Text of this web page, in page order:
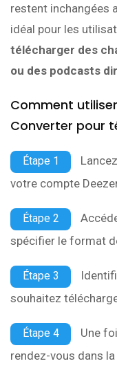
restent inchangées
idéal pour les
télécharger des
ou des podcasts
Comment
Converter pour
Étape 1
votre compte
Étape 2
spécifier le format
Étape 3
souhaitez
Étape 4
Une
rendez-vous dans